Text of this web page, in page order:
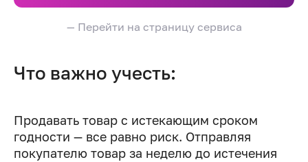
— Перейти на страницу сервиса
Что важно учесть:
Продавать товар с истекающим сроком
годности — все равно риск. Отправляя
покупателю товар за неделю до истечения